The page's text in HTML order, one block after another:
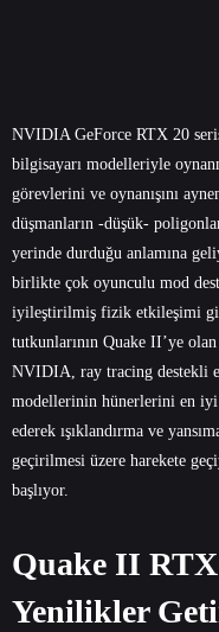
NVIDIA GeForce RTX 20
bilgisayarı modelleriyle
görevlerini ve oynanışını
düşmanların -düşük-
yerinde durduğu anlamına
birlikte çok oyunculu mod
iyileştirilmiş fizik etkileşimi
tutkunlarının Quake II’ye
NVIDIA, ray tracing destekli
modellerinin hünerlerini en
ederek ışıklandırma ve
geçirilmesi üzere harekete
başlıyor.
Quake II
Yenilikler